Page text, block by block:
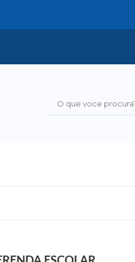
O que voce procura?